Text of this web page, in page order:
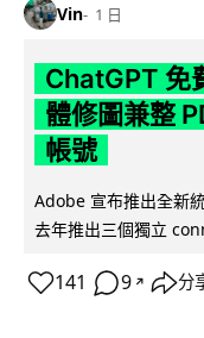
Vin 1 日
ChatGPT 免
體修圖兼整
帳號
Adobe 宣布推出全新
去年推出三個獨立
141 9 ↗ 分